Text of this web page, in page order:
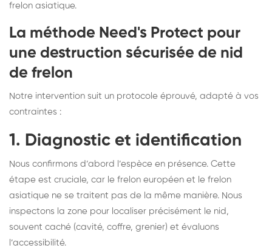
frelon asiatique.
La méthode Need's Protect pour
une destruction sécurisée de nid
de frelon
Notre intervention suit un protocole éprouvé, adapté à vos
contraintes :
1. Diagnostic et identification
Nous confirmons d’abord l’espèce en présence. Cette
étape est cruciale, car le frelon européen et le frelon
asiatique ne se traitent pas de la même manière. Nous
inspectons la zone pour localiser précisément le nid,
souvent caché (cavité, coffre, grenier) et évaluons
l’accessibilité.